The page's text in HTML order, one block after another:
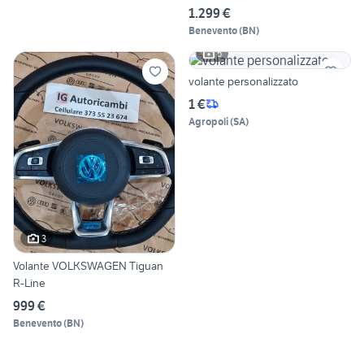
1.299 €
Benevento(BN)
3
Volante VOLKSWAGEN Tiguan
R-Line
999 €
Benevento(BN)
5
volante personalizzato
1 €
Agropoli(SA)